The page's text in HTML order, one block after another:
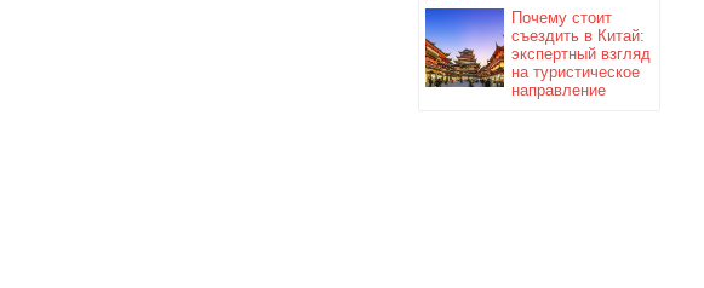
Почему стоит
съездить в Китай:
экспертный взгляд
на туристическое
направление